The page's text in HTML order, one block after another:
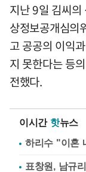
지난 9일 김씨의
상정보공개심의
고 공공의 이익
지 못한다는 등
전했다.
이시간 핫뉴스
하리수 "이혼
표창원, 남규